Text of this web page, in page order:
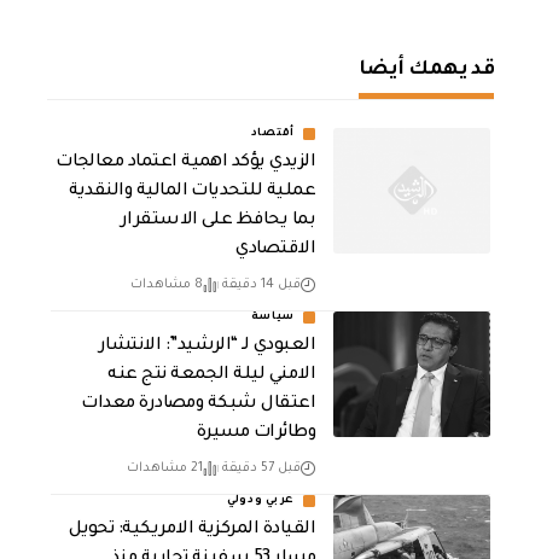
قد يهمك أيضا
أقتصاد
الزيدي يؤكد اهمية اعتماد معالجات
عملية للتحديات المالية والنقدية
بما يحافظ على الاستقرار
الاقتصادي
قبل 14 دقيقة 8 مشاهدات
سياسة
العبودي لـ “الرشيد”: الانتشار
الامني ليلة الجمعة نتج عنه
اعتقال شبكة ومصادرة معدات
وطائرات مسيرة
قبل 57 دقيقة 21 مشاهدات
عربي ودولي
القيادة المركزية الامريكية: تحويل